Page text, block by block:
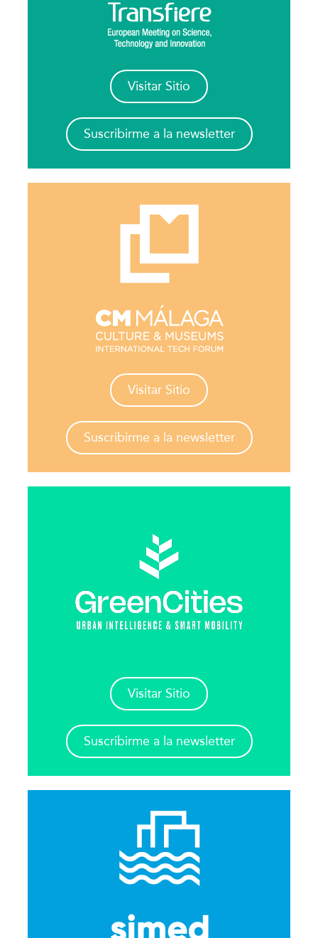
Visitar Sitio
Suscribirme a la newsletter
Visitar Sitio
Suscribirme a la newsletter
Visitar Sitio
Suscribirme a la newsletter